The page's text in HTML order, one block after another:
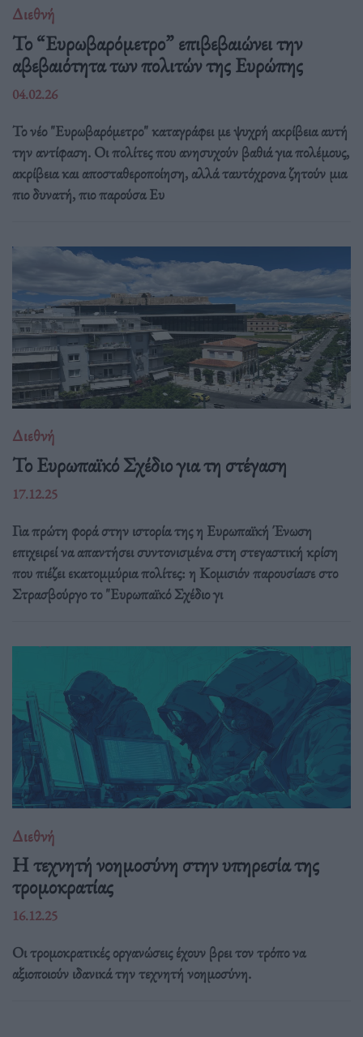
Διεθνή
Το “Ευρωβαρόμετρο” επιβεβαιώνει την
αβεβαιότητα των πολιτών της Ευρώπης
04.02.26
Το νέο "Ευρωβαρόμετρο" καταγράφει με ψυχρή ακρίβεια αυτή
την αντίφαση. Oι πολίτες που ανησυχούν βαθιά για πολέμους,
ακρίβεια και αποσταθεροποίηση, αλλά ταυτόχρονα ζητούν μια
πιο δυνατή, πιο παρούσα Ευ
Διεθνή
Το Ευρωπαϊκό Σχέδιο για τη στέγαση
17.12.25
Για πρώτη φορά στην ιστορία της η Ευρωπαϊκή Ένωση
επιχειρεί να απαντήσει συντονισμένα στη στεγαστική κρίση
που πιέζει εκατομμύρια πολίτες: η Κομισιόν παρουσίασε στο
Στρασβούργο το "Ευρωπαϊκό Σχέδιο γι
Διεθνή
Η τεχνητή νοημοσύνη στην υπηρεσία της
τρομοκρατίας
16.12.25
Οι τρομοκρατικές οργανώσεις έχουν βρει τον τρόπο να
αξιοποιούν ιδανικά την τεχνητή νοημοσύνη.